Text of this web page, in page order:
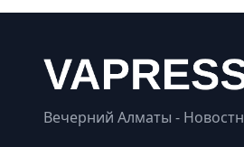
Вечерний Алматы -